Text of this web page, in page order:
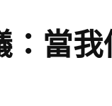
當